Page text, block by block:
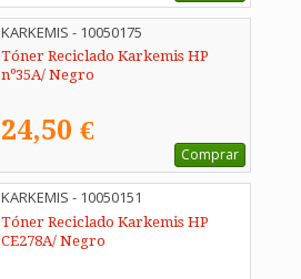
KARKEMIS - 10050175
Tóner Reciclado Karkemis HP
nº35A/ Negro
24,50 €
Comprar
KARKEMIS - 10050151
Tóner Reciclado Karkemis HP
CE278A/ Negro